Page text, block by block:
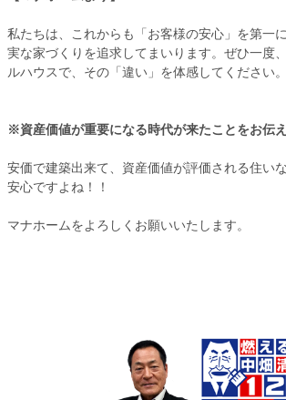
私たちは、これからも「お客様の安心」を第一
実な家づくりを追求してまいります。ぜひ一度
ルハウスで、その「違い」を体感してください。
※資産価値が重要になる時代が来たことをお伝え
安価で建築出来て、資産価値が評価される住い
安心ですよね！！
マナホームをよろしくお願いいたします。